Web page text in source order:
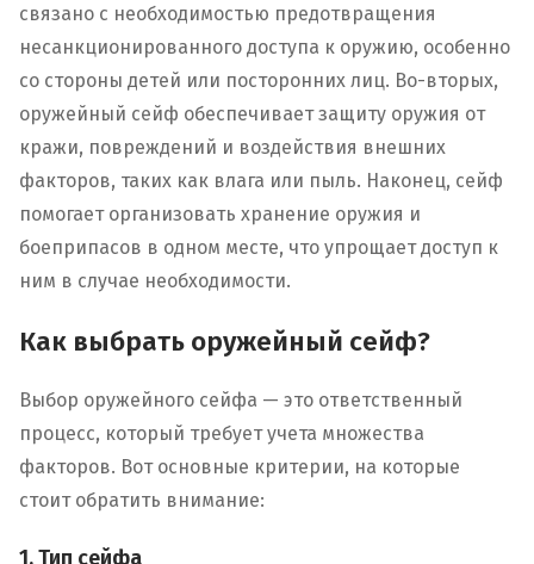
связано с необходимостью предотвращения
несанкционированного доступа к оружию, особенно
со стороны детей или посторонних лиц. Во-вторых,
оружейный сейф обеспечивает защиту оружия от
кражи, повреждений и воздействия внешних
факторов, таких как влага или пыль. Наконец, сейф
помогает организовать хранение оружия и
боеприпасов в одном месте, что упрощает доступ к
ним в случае необходимости.
Как выбрать оружейный сейф?
Выбор оружейного сейфа — это ответственный
процесс, который требует учета множества
факторов. Вот основные критерии, на которые
стоит обратить внимание:
1. Тип сейфа